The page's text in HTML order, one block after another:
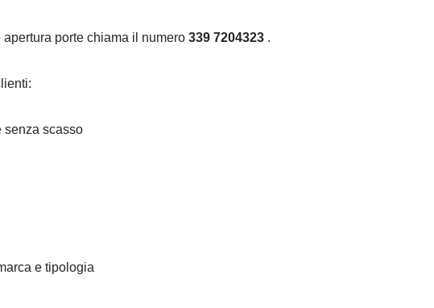
porte chiama il numero 339 7204323 .
senza scasso
e tipologia